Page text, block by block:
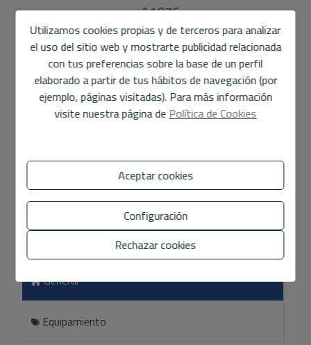
Ref.A1076
Consultar
64 m2 1 1
ApartamentoenAlfaz del Pi
Alquiler anual con jardín, piscina y garaje comunitarios.
Características
General
Equipamiento
Utilizamos cookies propias y de terceros para analizar
el uso del sitio web y mostrarte publicidad relacionada
con tus preferencias sobre la base de un perfil
elaborado a partir de tus hábitos de navegación (por
ejemplo, páginas visitadas). Para más información
visite nuestra página de Política de Cookies
Aceptar cookies
Configuración
Rechazar cookies